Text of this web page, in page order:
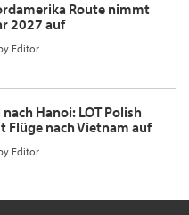
Route nimmt
2027 auf
Editor
Hanoi: LOT Polish
Flüge nach Vietnam auf
Editor